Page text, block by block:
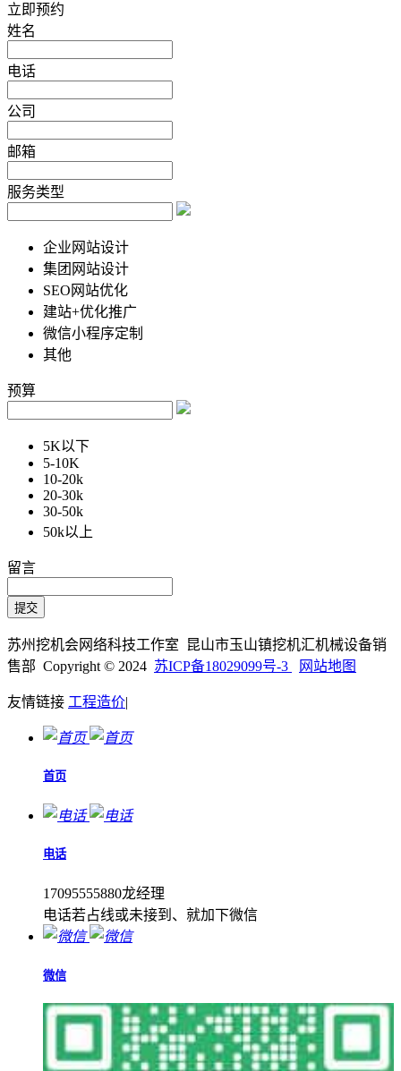
立即预约
姓名
电话
公司
邮箱
服务类型
企业网站设计
集团网站设计
SEO网站优化
建站+优化推广
微信小程序定制
其他
预算
5K以下
5-10K
10-20k
20-30k
30-50k
50k以上
留言
苏州挖机会网络科技工作室 昆山市玉山镇挖机汇机械设备销
售部 Copyright © 2024 苏ICP备18029099号-3 网站地图
友情链接 工程造价|
首页
电话
17095555880龙经理
电话若占线或未接到、就加下微信
微信